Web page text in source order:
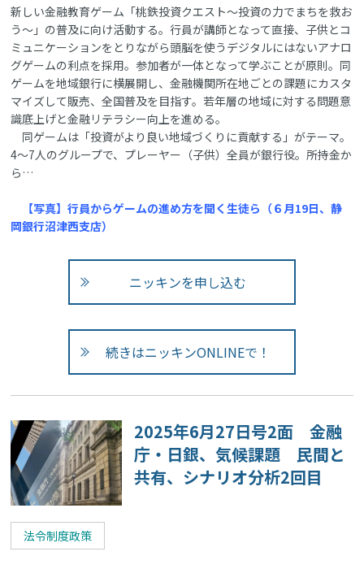
新しい金融教育ゲーム「桃鉄投資クエスト～投資の力でまちを救お
う～」の普及に向け活動する。行員が講師となって直接、子供とコ
ミュニケーションをとりながら頭脳を使うデジタルにはないアナロ
グゲームの利点を採用。参加者が一体となって学ぶことが原則。同
ゲームを地域銀行に横展開し、金融機関所在地ごとの課題にカスタ
マイズして販売、全国普及を目指す。若年層の地域に対する問題意
識底上げと金融リテラシー向上を進める。
同ゲームは「投資がより良い地域づくりに貢献する」がテーマ。
4～7人のグループで、プレーヤー（子供）全員が銀行役。所持金か
ら…
【写真】行員からゲームの進め方を聞く生徒ら（６月19日、静
岡銀行沼津西支店）
ニッキンを申し込む
続きはニッキンONLINEで！
2025年6月27日号2面 金融
庁・日銀、気候課題 民間と
共有、シナリオ分析2回目
法令制度政策